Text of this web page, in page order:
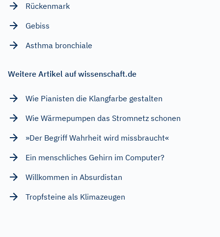
Rückenmark
Gebiss
Asthma bronchiale
Weitere Artikel auf wissenschaft.de
Wie Pianisten die Klangfarbe gestalten
Wie Wärmepumpen das Stromnetz schonen
»Der Begriff Wahrheit wird missbraucht«
Ein menschliches Gehirn im Computer?
Willkommen in Absurdistan
Tropfsteine als Klimazeugen